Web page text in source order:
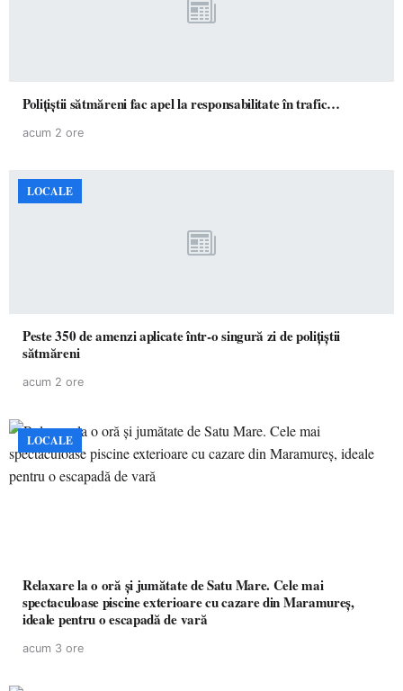
Polițiștii sătmăreni fac apel la responsabilitate în trafic…
acum 2 ore
LOCALE
Peste 350 de amenzi aplicate într-o singură zi de polițiștii
sătmăreni
acum 2 ore
LOCALE
Relaxare la o oră și jumătate de Satu Mare. Cele mai
spectaculoase piscine exterioare cu cazare din Maramureș,
ideale pentru o escapadă de vară
acum 3 ore